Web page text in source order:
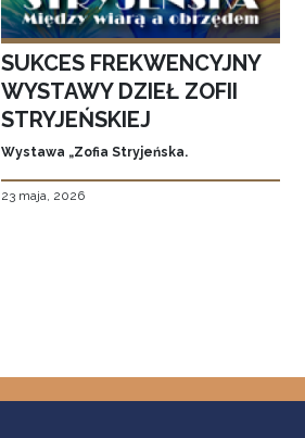
SUKCES FREKWENCYJNY
WYSTAWY DZIEŁ ZOFII
STRYJEŃSKIEJ
Wystawa „Zofia Stryjeńska.
23 maja, 2026